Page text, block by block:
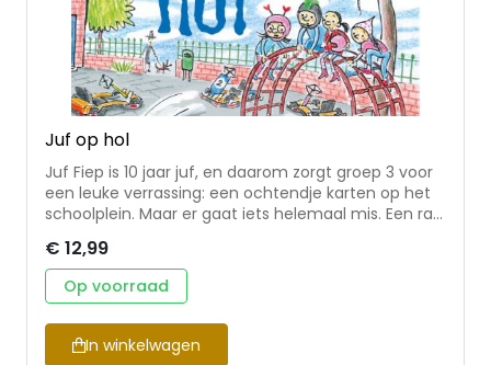
Juf op hol
Juf Fiep is 10 jaar juf, en daarom zorgt groep 3 voor
een leuke verrassing: een ochtendje karten op het
schoolplein. Maar er gaat iets helemaal mis. Een rat
het niet meer. De kart van juf Fiep slaat op hol. Lukt
het de dappere kinderen van groep 3 om hun juf te
redden?
€ 12,99
Op voorraad
In winkelwagen